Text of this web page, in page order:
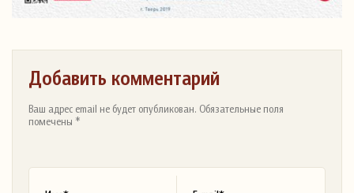
Добавить комментарий
Ваш адрес email не будет опубликован. Обязательные поля
помечены *